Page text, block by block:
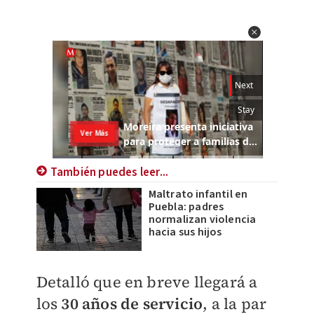
También puedes leer...
Maltrato infantil en
Puebla: padres
normalizan violencia
hacia sus hijos
Detalló que en breve llegará a
los 30 años de servicio, a la par